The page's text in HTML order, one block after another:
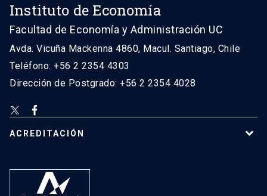
Instituto de Economía
Facultad de Economía y Administración UC
Avda. Vicuña Mackenna 4860, Macul. Santiago, Chile
Teléfono: +56 2 2354 4303
Dirección de Postgrado: +56 2 2354 4028
ACREDITACIÓN